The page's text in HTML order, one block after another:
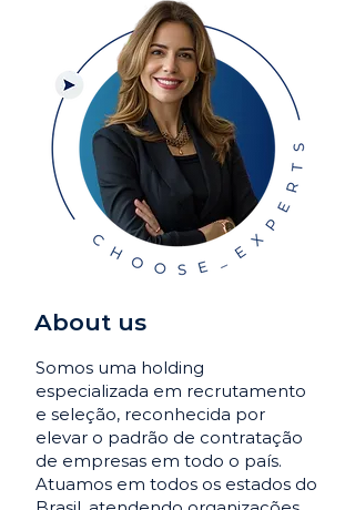
About us
Somos uma holding
especializada em recrutamento
e seleção, reconhecida por
elevar o padrão de contratação
de empresas em todo o país.
Atuamos em todos os estados do